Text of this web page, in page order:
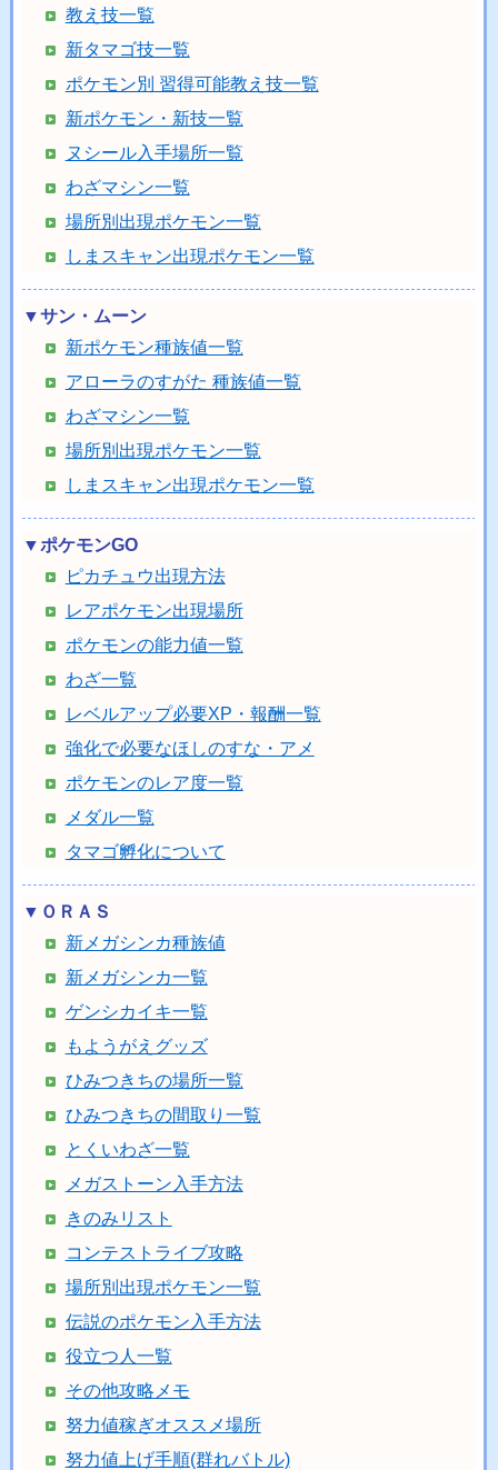
教え技一覧
新タマゴ技一覧
ポケモン別 習得可能教え技一覧
新ポケモン・新技一覧
ヌシール入手場所一覧
わざマシン一覧
場所別出現ポケモン一覧
しまスキャン出現ポケモン一覧
▼サン・ムーン
新ポケモン種族値一覧
アローラのすがた 種族値一覧
わざマシン一覧
場所別出現ポケモン一覧
しまスキャン出現ポケモン一覧
▼ポケモンGO
ピカチュウ出現方法
レアポケモン出現場所
ポケモンの能力値一覧
わざ一覧
レベルアップ必要XP・報酬一覧
強化で必要なほしのすな・アメ
ポケモンのレア度一覧
メダル一覧
タマゴ孵化について
▼ＯＲＡＳ
新メガシンカ種族値
新メガシンカ一覧
ゲンシカイキ一覧
もようがえグッズ
ひみつきちの場所一覧
ひみつきちの間取り一覧
とくいわざ一覧
メガストーン入手方法
きのみリスト
コンテストライブ攻略
場所別出現ポケモン一覧
伝説のポケモン入手方法
役立つ人一覧
その他攻略メモ
努力値稼ぎオススメ場所
努力値上げ手順(群れバトル)